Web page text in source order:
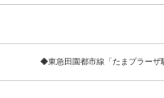
◆東急田園都市線「たまプラーザ